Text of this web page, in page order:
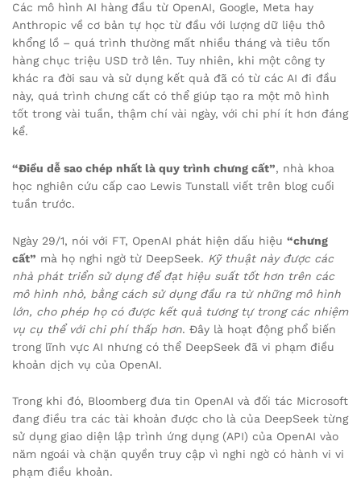
Các mô hình AI hàng đầu từ OpenAI, Google, Meta hay
Anthropic về cơ bản tự học từ đầu với lượng dữ liệu thô
khổng lồ – quá trình thường mất nhiều tháng và tiêu tốn
hàng chục triệu USD trở lên. Tuy nhiên, khi một công ty
khác ra đời sau và sử dụng kết quả đã có từ các AI đi đầu
này, quá trình chưng cất có thể giúp tạo ra một mô hình
tốt trong vài tuần, thậm chí vài ngày, với chi phí ít hơn đáng
kể.
“Điều dễ sao chép nhất là quy trình chưng cất”, nhà khoa
học nghiên cứu cấp cao Lewis Tunstall viết trên blog cuối
tuần trước.
Ngày 29/1, nói với FT, OpenAI phát hiện dấu hiệu “chưng
cất” mà họ nghi ngờ từ DeepSeek. Kỹ thuật này được các
nhà phát triển sử dụng để đạt hiệu suất tốt hơn trên các
mô hình nhỏ, bằng cách sử dụng đầu ra từ những mô hình
lớn, cho phép họ có được kết quả tương tự trong các nhiệm
vụ cụ thể với chi phí thấp hơn. Đây là hoạt động phổ biến
trong lĩnh vực AI nhưng có thể DeepSeek đã vi phạm điều
khoản dịch vụ của OpenAI.
Trong khi đó, Bloomberg đưa tin OpenAI và đối tác Microsoft
đang điều tra các tài khoản được cho là của DeepSeek từng
sử dụng giao diện lập trình ứng dụng (API) của OpenAI vào
năm ngoái và chặn quyền truy cập vì nghi ngờ có hành vi vi
phạm điều khoản.